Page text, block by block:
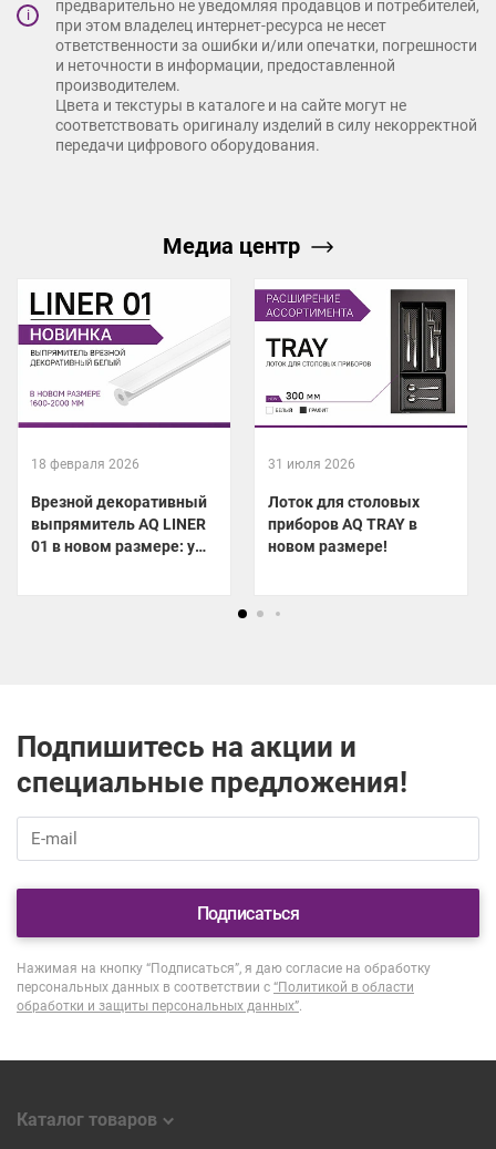
i
предварительно не уведомляя продавцов и потребителей,
при этом владелец интернет-ресурса не несет
ответственности за ошибки и/или опечатки, погрешности
и неточности в информации, предоставленной
производителем.
Цвета и текстуры в каталоге и на сайте могут не
соответствовать оригиналу изделий в силу некорректной
передачи цифрового оборудования.
Медиа центр
18 февраля 2026
Врезной декоративный
выпрямитель AQ LINER
01 в новом размере: уже
31 июля 2026
Лоток для столовых
приборов AQ TRAY в
новом размере!
Подпишитесь на акции и
специальные предложения!
Подписаться
Нажимая на кнопку “Подписаться”, я даю согласие на обработку
персональных данных в соответствии с “Политикой в области
обработки и защиты персональных данных”.
Каталог товаров